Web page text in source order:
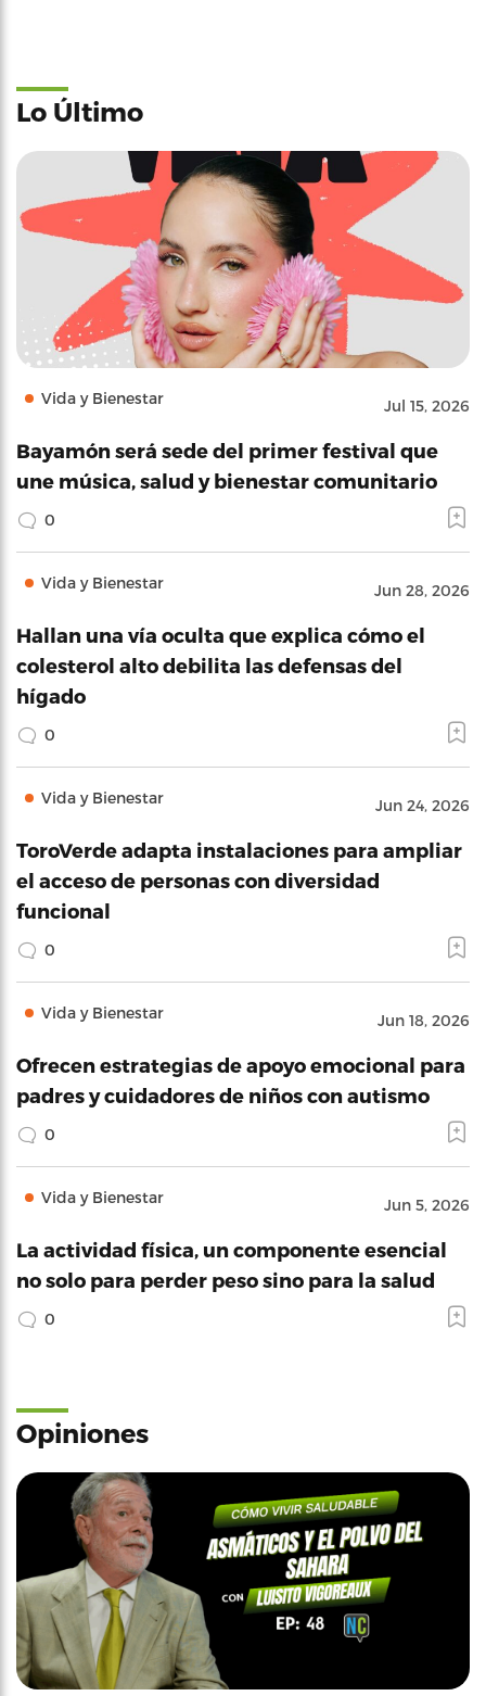
Lo Último
Vida y Bienestar Jul 15, 2026
Bayamón será sede del primer festival que
une música, salud y bienestar comunitario
0
Vida y Bienestar Jun 28, 2026
Hallan una vía oculta que explica cómo el
colesterol alto debilita las defensas del
hígado
0
Vida y Bienestar Jun 24, 2026
ToroVerde adapta instalaciones para ampliar
el acceso de personas con diversidad
funcional
0
Vida y Bienestar Jun 18, 2026
Ofrecen estrategias de apoyo emocional para
padres y cuidadores de niños con autismo
0
Vida y Bienestar Jun 5, 2026
La actividad física, un componente esencial
no solo para perder peso sino para la salud
0
Opiniones